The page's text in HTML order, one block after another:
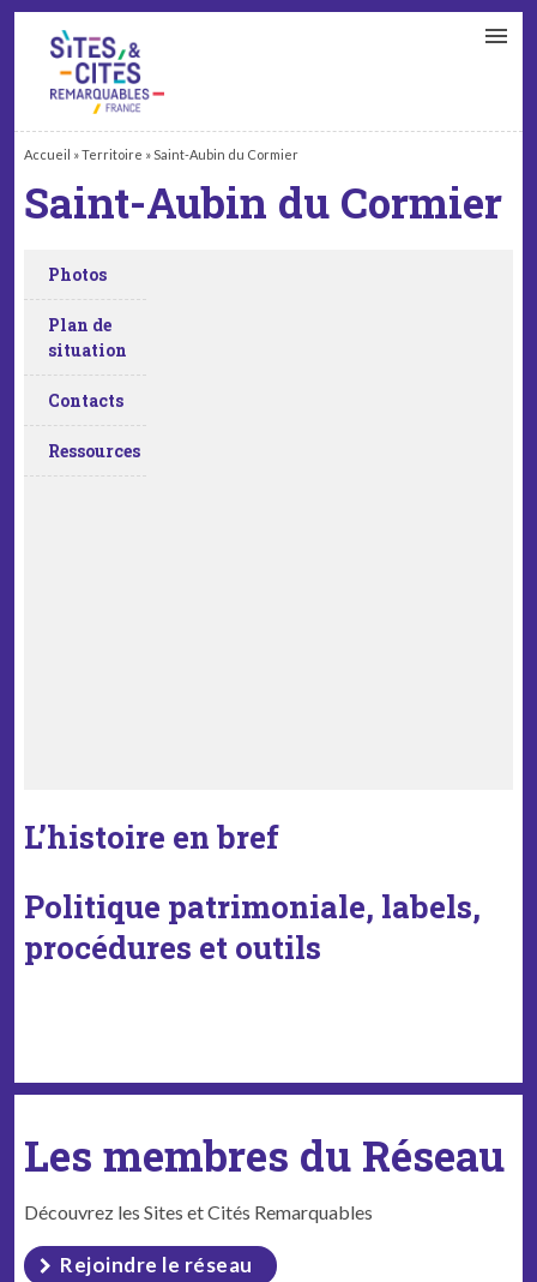
Accueil »Territoire » Saint-Aubin du Cormier
Saint-Aubin du Cormier
Photos
Plan de
situation
Contacts
Ressources
L’histoire en bref
Politique patrimoniale, labels,
procédures et outils
Les membres du Réseau
Découvrez les Sites et Cités Remarquables
Rejoindre le réseau